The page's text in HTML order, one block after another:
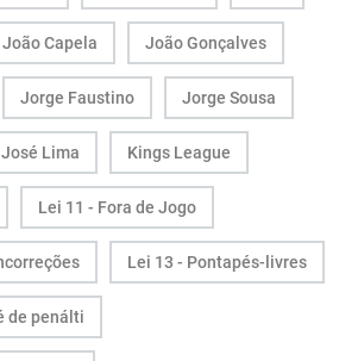
João Capela João Gonçalves
Jorge Faustino Jorge Sousa
José Lima Kings League
Lei 11 - Fora de Jogo
Lei 13 - Pontapés-livres
de penálti